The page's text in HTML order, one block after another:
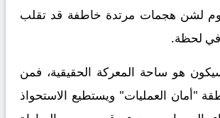
لشن هجمات مرتدة خاطفة قد تقلب
في لحظة.
هو ساحة المعركة الحقيقية، فمن
"أمان العمليات" ويستطيع الاستحواذ